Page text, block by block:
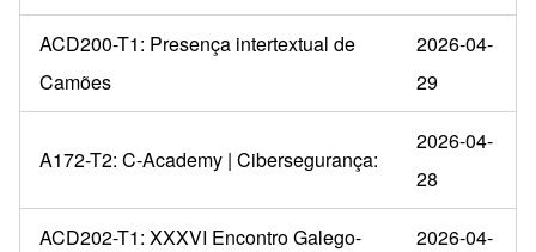
ACD200-T1: Presença intertextual de
Camões
2026-04-
29
A172-T2: C-Academy | Cibersegurança:
2026-04-
28
ACD202-T1: XXXVI Encontro Galego-
2026-04-